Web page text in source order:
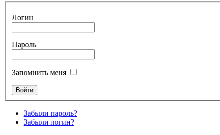
Логин
Пароль
Запомнить меня
Забыли пароль?
Забыли логин?